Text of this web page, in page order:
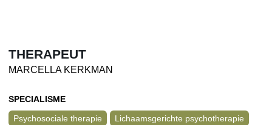
THERAPEUT
MARCELLA KERKMAN
SPECIALISME
Psychosociale therapie
Lichaamsgerichte psychotherapie